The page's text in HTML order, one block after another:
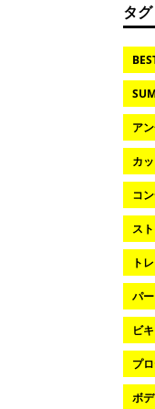
タグ
ア
カ
コ
ス
ト
パ
ビ
プ
ボ